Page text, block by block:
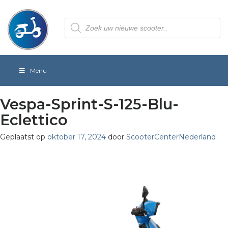
Producten
zoeken
Menu
Vespa-Sprint-S-125-Blu-
Eclettico
Geplaatst op oktober 17, 2024 door ScooterCenterNederland